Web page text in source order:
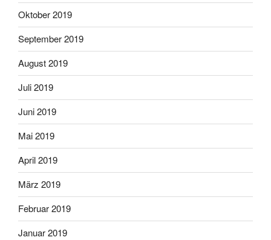
Oktober 2019
September 2019
August 2019
Juli 2019
Juni 2019
Mai 2019
April 2019
März 2019
Februar 2019
Januar 2019